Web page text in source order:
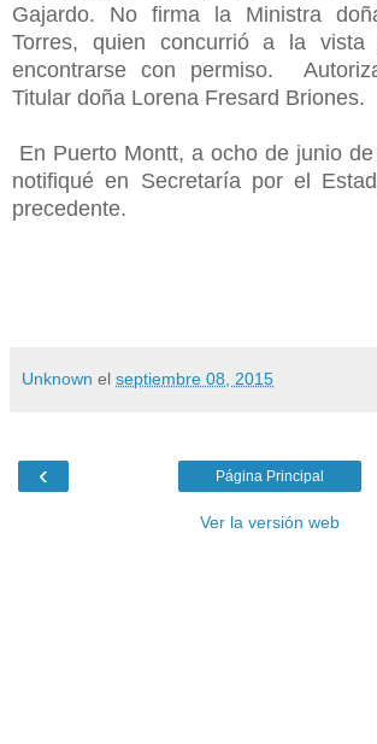
Gajardo. No firma la Ministra
Torres, quien concurrió a la
encontrarse con permiso.
Titular doña Lorena Fresard Briones.
En Puerto Montt, a ocho de junio
notifiqué en Secretaría por el
precedente.
Unknown el septiembre 08, 2015
‹ Página Principal
Ver la versión web